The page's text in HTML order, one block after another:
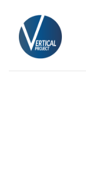
contenu